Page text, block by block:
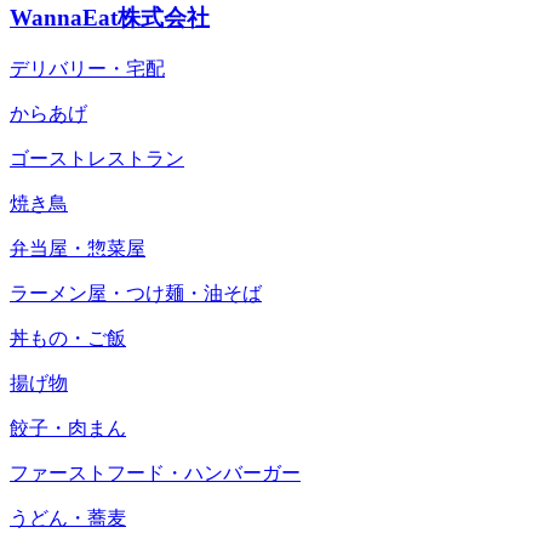
WannaEat株式会社
デリバリー・宅配
からあげ
ゴーストレストラン
焼き鳥
弁当屋・惣菜屋
ラーメン屋・つけ麺・油そば
丼もの・ご飯
揚げ物
餃子・肉まん
ファーストフード・ハンバーガー
うどん・蕎麦